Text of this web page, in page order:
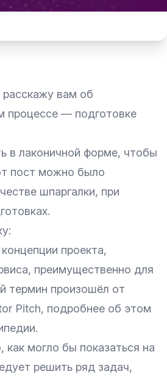
расскажу вам об
процессе — подготовке
в лаконичной форме, чтобы
пост можно было
шпаргалки, при
проекта,
преимущественно для
термин произошёл от
Pitch, подробнее об этом
.
как могло бы показаться на
решить ряд задач,